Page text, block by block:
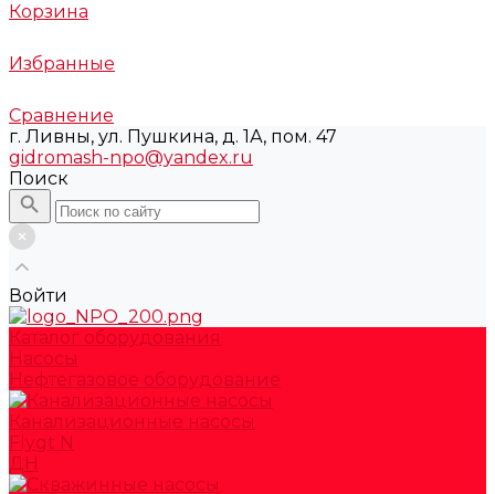
Корзина
Избранные
Сравнение
г. Ливны, ул. Пушкина, д. 1А, пом. 47
gidromash-npo@yandex.ru
Поиск
Войти
Каталог оборудования
Насосы
Нефтегазовое оборудование
Канализационные насосы
Flygt N
ДН